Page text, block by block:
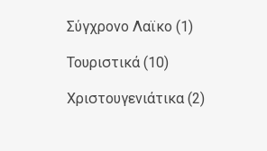
Σύγχρονο Λαϊκο (1)
Τουριστικά (10)
Χριστουγενιάτικα (2)